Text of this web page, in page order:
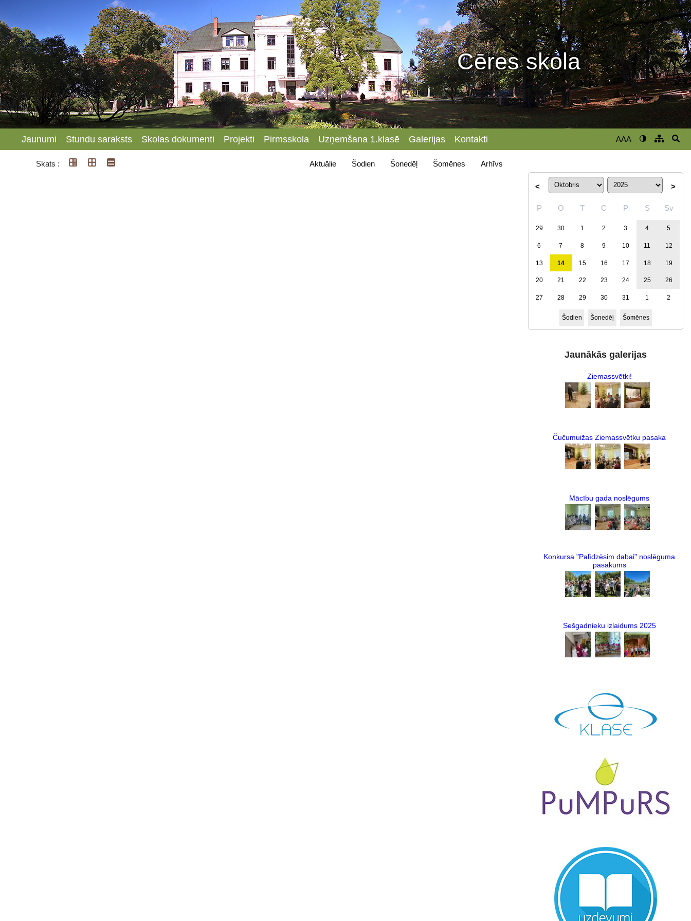
Cēres skola
Jaunumi Stundu saraksts Skolas dokumenti Projekti Pirmsskola Uzņemšana 1.klasē Galerijas Kontakti AAA
Skats : Aktuālie Šodien Šonedēļ Šomēnes Arhīvs
< >
P O T C P S Sv
29 30 1 2 3 4 5
6 7 8 9 10 11 12
13 14 15 16 17 18 19
20 21 22 23 24 25 26
27 28 29 30 31 1 2
Šodien Šonedēļ Šomēnes
Jaunākās galerijas
Ziemassvētki!
Čučumuižas Ziemassvētku pasaka
Mācību gada noslēgums
Konkursa "Palīdzēsim dabai" noslēguma
pasākums
Sešgadnieku izlaidums 2025